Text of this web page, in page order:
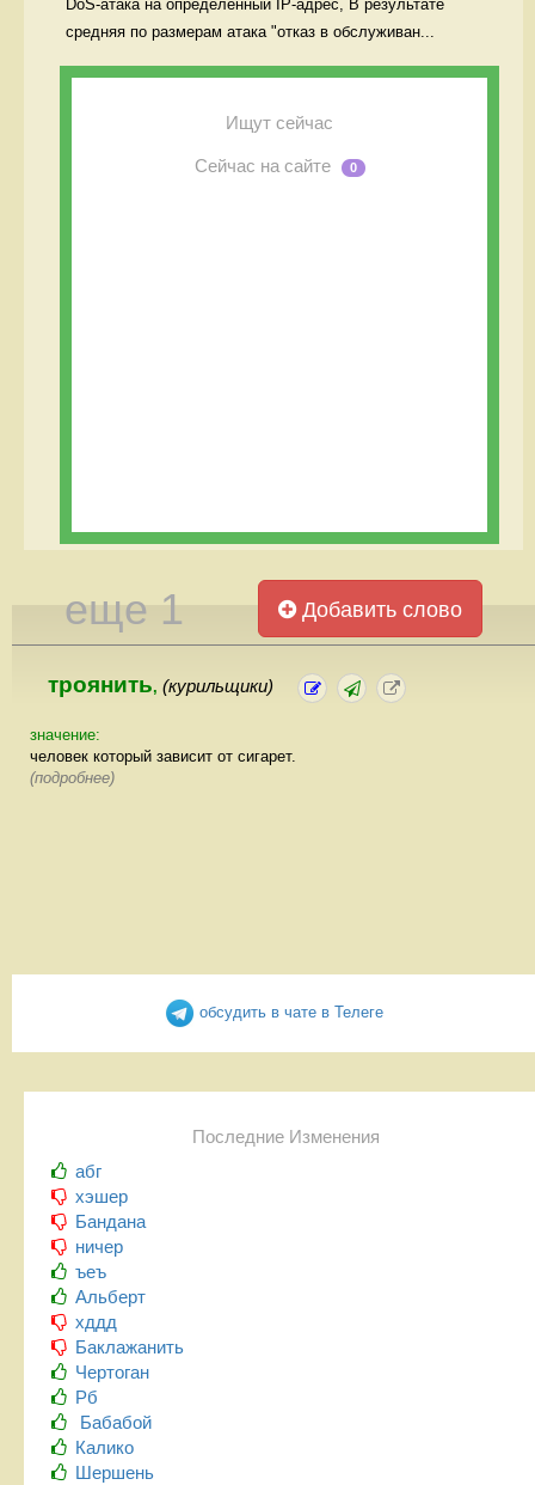
DoS-атака на определённый IP-адрес, В результате
средняя по размерам атака "отказ в обслуживан...
Ищут сейчас
Сейчас на сайте 0
еще 1 Добавить слово
троянить, (курильщики)
значение:
человек который зависит от сигарет.
(подробнее)
обсудить в чате в Телеге
Последние Изменения
абг
хэшер
Бандана
ничер
ъеъ
Альберт
хддд
Баклажанить
Чертоган
Рб
Бабабой
Калико
Шершень